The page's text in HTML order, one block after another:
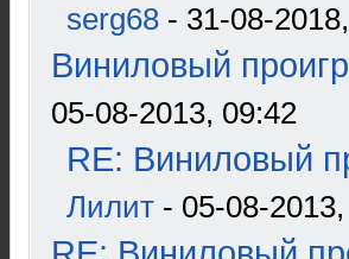
serg68 - 31-08-
Виниловый
05-08-2013, 09:42
RE: Виниловый
Лилит - 05-08-